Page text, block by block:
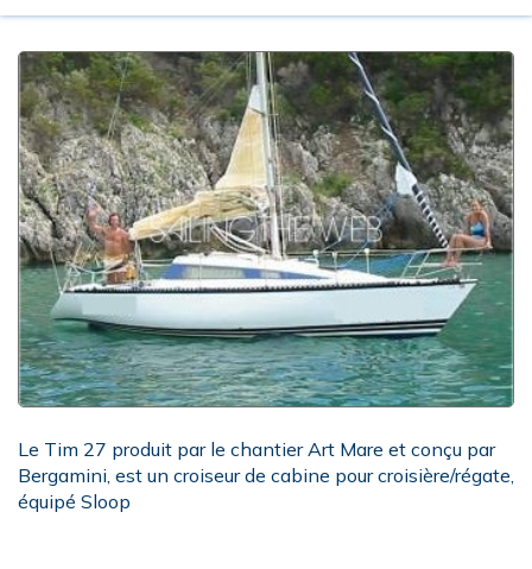
Le Tim 27 produit par le chantier Art Mare et conçu par
Bergamini, est un croiseur de cabine pour croisière/régate,
équipé Sloop